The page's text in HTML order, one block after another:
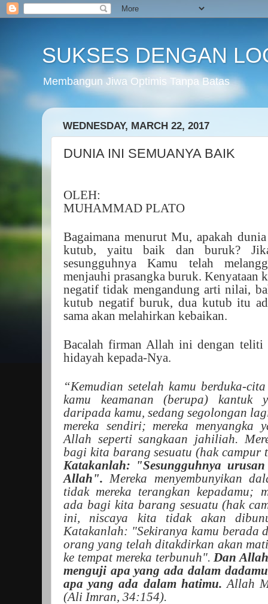
SUKSES DENGAN
Membangun Jiwa Optimis Tanpa Batas
WEDNESDAY, MARCH 22, 2017
DUNIA INI SEMUANYA BAIK
OLEH:
MUHAMMAD PLATO
Bagaimana menurut Mu, apakah
kutub, yaitu baik dan buruk?
sesungguhnya Kamu telah
menjauhi prasangka buruk. Kenyataan
negatif tidak mengandung arti nilai,
kutub negatif buruk, dua kutub itu
sama akan melahirkan kebaikan.
Bacalah firman Allah ini dengan teliti
hidayah kepada-Nya.
“Kemudian setelah kamu berduka-
kamu keamanan (berupa) kantuk
daripada kamu, sedang segolongan
mereka sendiri; mereka menyangka
Allah seperti sangkaan jahiliah.
bagi kita barang sesuatu (hak
Katakanlah: "Sesungguhnya
Allah". Mereka menyembunyikan
tidak mereka terangkan kepadamu;
ada bagi kita barang sesuatu (hak
ini, niscaya kita tidak akan
Katakanlah: "Sekiranya kamu berada
orang yang telah ditakdirkan akan
ke tempat mereka terbunuh". Dan
menguji apa yang ada dalam
apa yang ada dalam hatimu. Allah
(Ali Imran, 34:154).